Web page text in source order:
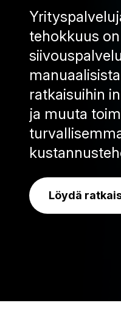
tehokkuus
ratkaisuihin
ja muuta
Löydä